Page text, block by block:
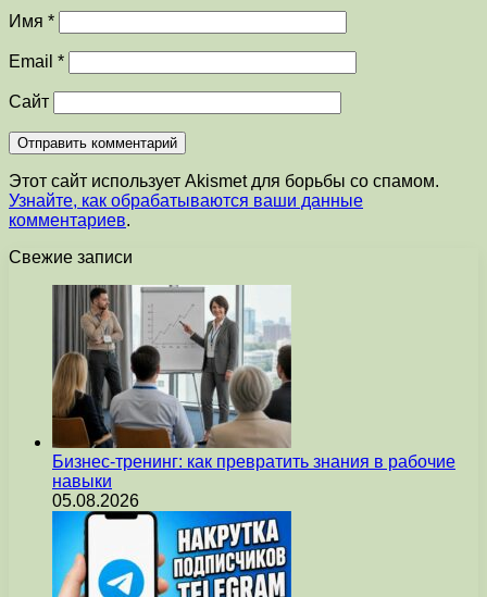
Имя *
Email *
Сайт
Этот сайт использует Akismet для борьбы со спамом.
Узнайте, как обрабатываются ваши данные
комментариев.
Свежие записи
Бизнес-тренинг: как превратить знания в рабочие
навыки
05.08.2026